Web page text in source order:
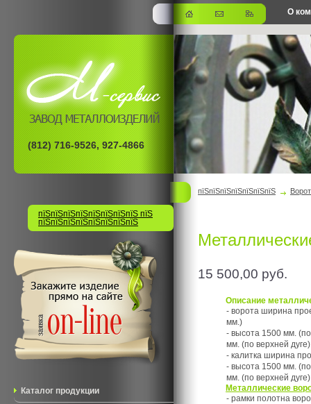
О
офис
(812) 716-9526, 927-4866
пїЅпїЅпїЅпїЅпїЅпїЅпїЅпїЅ пїЅ
пїЅпїЅпїЅпїЅпїЅпїЅпїЅпїЅ
Каталог продукции
пїЅпїЅпїЅпїЅпїЅпїЅпїЅ
15 500,00 руб.
Описание
- ворота ширина
мм.)
- высота 1500 мм.
мм. (по верхней дуге)
- калитка ширина
- высота 1500 мм.
мм. (по верхней дуге)
Металлические
- рамки полотна